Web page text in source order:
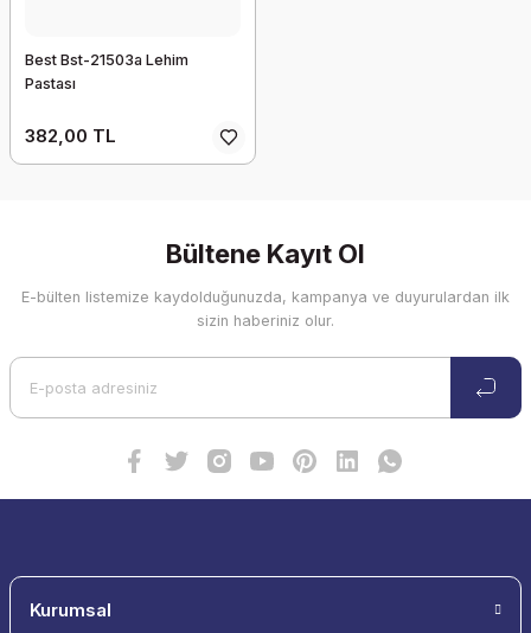
Best Bst-21503a Lehim
Pastası
382,00 TL
Bültene Kayıt Ol
E-bülten listemize kaydolduğunuzda, kampanya ve duyurulardan ilk
sizin haberiniz olur.
Kurumsal